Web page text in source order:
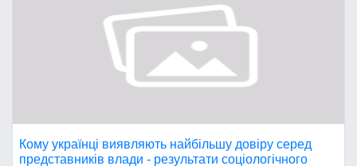
Кому українці виявляють найбільшу довіру серед
представників влади - результати соціологічного